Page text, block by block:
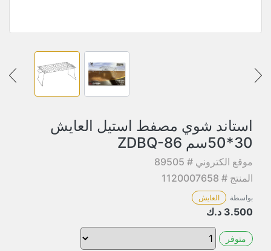
استاند شوي مصفط استيل العايش
30*50سم ZDBQ-86
موقع الكتروني # 89505
المنتج # 1120007658
بواسطة العايش
3.500 د.ك
متوفر